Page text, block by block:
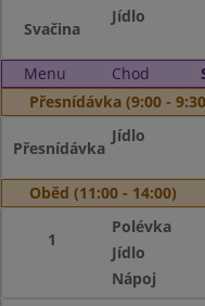
Svačina
Jídlo
Menu Chod
Přesnídávka (9:00 -
Přesnídávka
Jídlo
Oběd (11:00 - 14:00)
1
Polévka
Jídlo
Nápoj